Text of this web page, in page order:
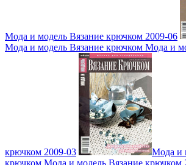
Мода и модель Вязание крючком 2009-06
Мода и модель Вязание крючком Мода и
крючком 2009-03
Мода и
крючком Мода и модель.Вязание крючком